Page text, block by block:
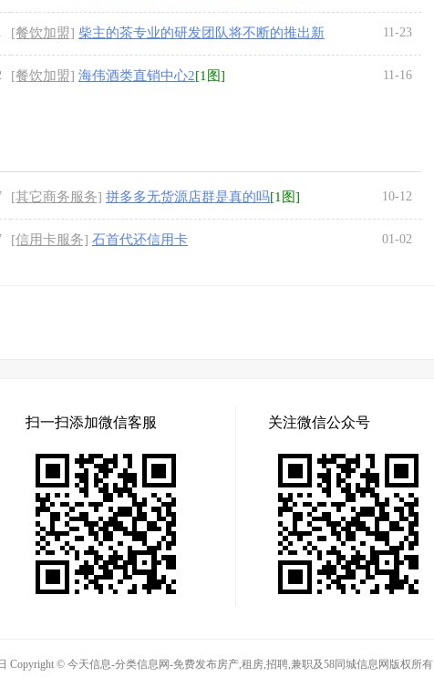
[餐饮加盟] 柴主的茶专业的研发团队将不断的推出新
11-23
[餐饮加盟] 海伟酒类直销中心2[1图] 11-16
[其它商务服务] 拼多多无货源店群是真的吗[1图] 10-12
[信用卡服务] 石首代还信用卡 01-02
扫一扫添加微信客服 关注微信公众号
Copyright © 今天信息-分类信息网-免费发布房产,租房,招聘,兼职及58同城信息网版权所有